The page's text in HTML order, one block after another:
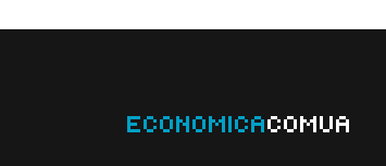
ECONOMICACOMUA